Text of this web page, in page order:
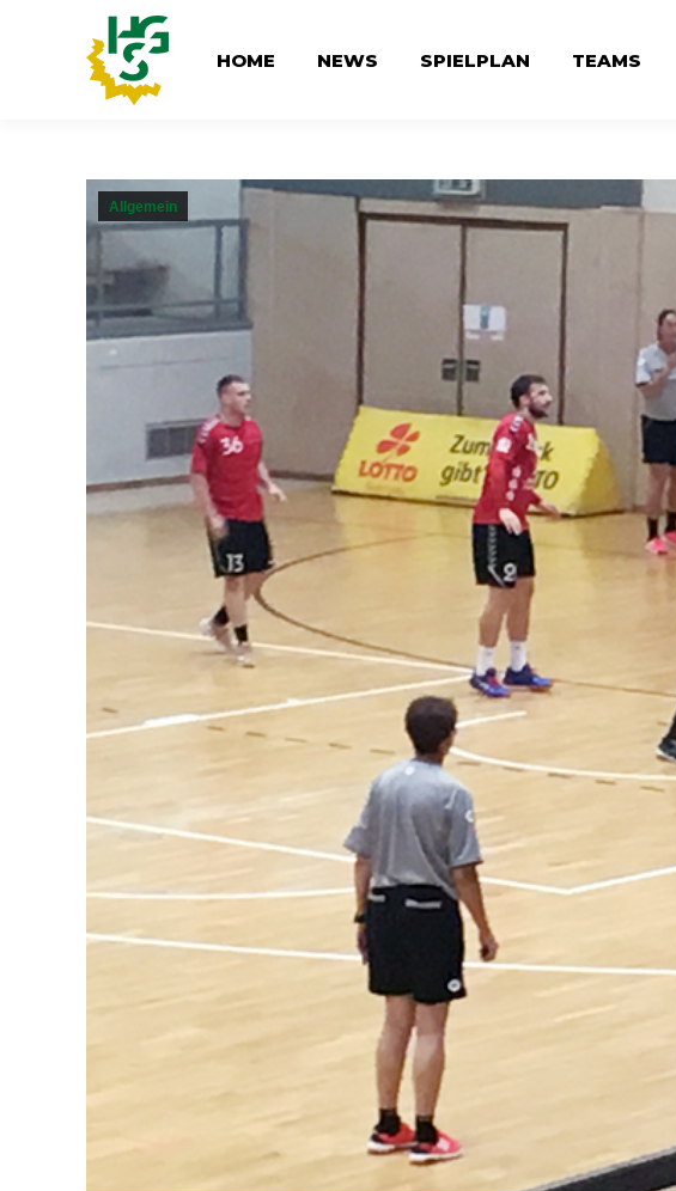
HOME NEWS SPIELPLAN TEAMS
Allgemein